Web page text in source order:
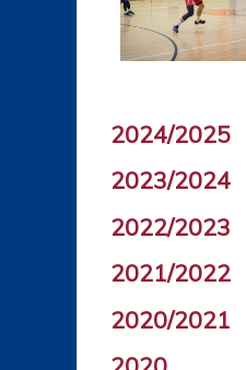
2024/2025
2023/2024
2022/2023
2021/2022
2020/2021